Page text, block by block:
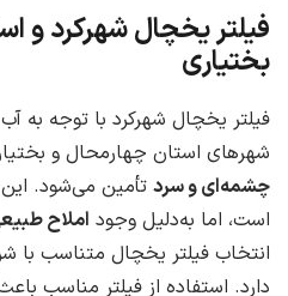
فیلتر یخچال شهرکرد و
بختیاری
فیلتر یخچال شهرکرد با توجه به
شهرهای استان چهارمحال و
چشمه‌ای و سرد تأمین می‌شود.
است، اما به‌دلیل وجود املاح
انتخاب فیلتر یخچال متناسب با
دارد. استفاده از فیلتر مناسب